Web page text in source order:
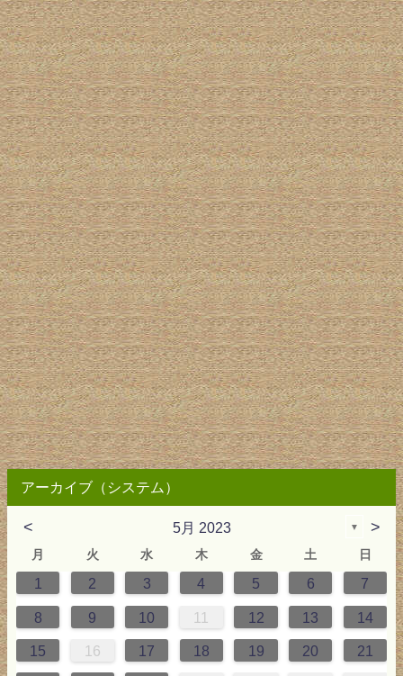
アーカイブ（システム）
< 5月 2023 ▼ >
月 火 水 木 金 土 日
1 2 3 4 5 6 7
8 9 10 11 12 13 14
15 16 17 18 19 20 21